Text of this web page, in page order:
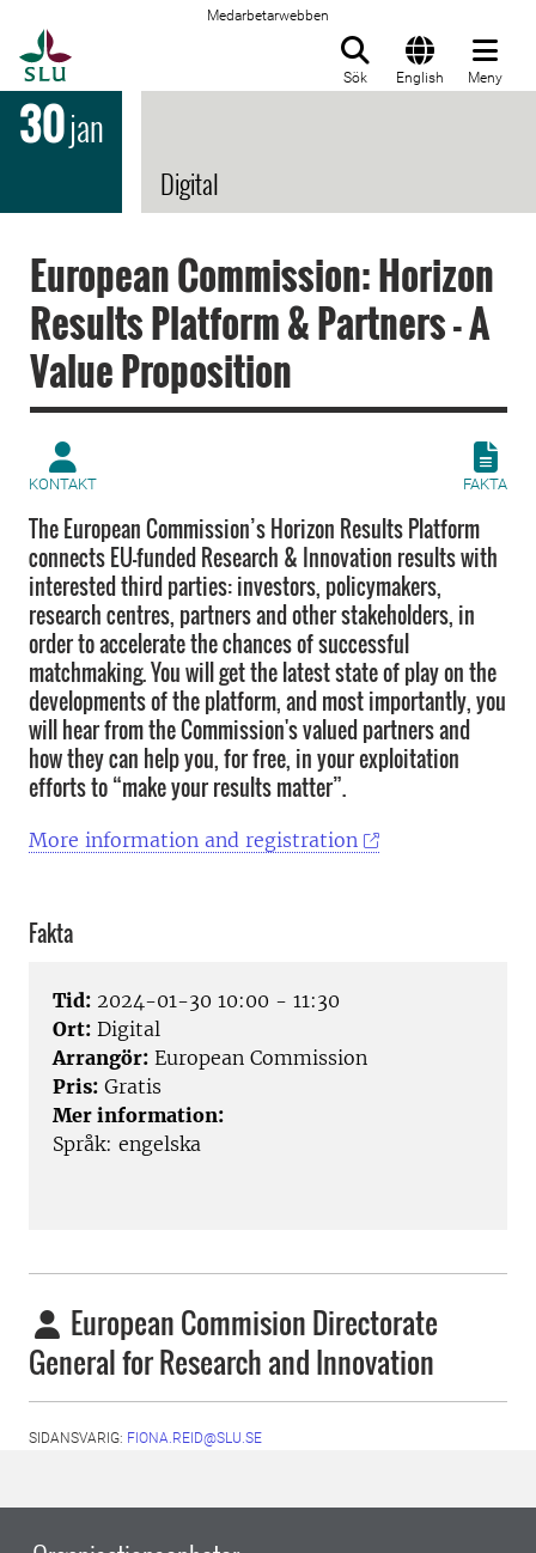
Medarbetarwebben
Sök English Meny
30jan
Digital
European Commission: Horizon
Results Platform & Partners - A
Value Proposition
KONTAKT FAKTA
The European Commission’s Horizon Results Platform
connects EU-funded Research & Innovation results with
interested third parties: investors, policymakers,
research centres, partners and other stakeholders, in
order to accelerate the chances of successful
matchmaking. You will get the latest state of play on the
developments of the platform, and most importantly, you
will hear from the Commission's valued partners and
how they can help you, for free, in your exploitation
efforts to “make your results matter”.
More information and registration
Fakta
Tid: 2024-01-30 10:00 - 11:30
Ort: Digital
Arrangör: European Commission
Pris: Gratis
Mer information:
Språk: engelska
European Commision Directorate
General for Research and Innovation
SIDANSVARIG: FIONA.REID@SLU.SE